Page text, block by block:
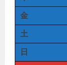
金
土
日